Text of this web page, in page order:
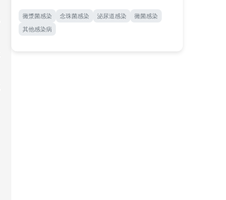
黴漿菌感染 念珠菌感染 泌尿道感染
黴菌感染
其他感染病